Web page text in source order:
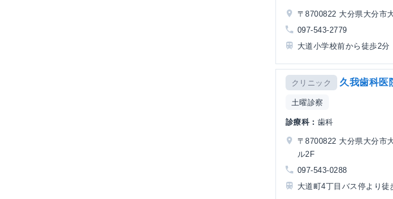
〒8700822 大分県大分市
097-543-2779
大道小学校前から徒歩2分
クリニック 久我歯科医
土曜診察
診療科： 歯科
〒8700822 大分県大分市
ル2F
097-543-0288
大道町4丁目バス停より徒